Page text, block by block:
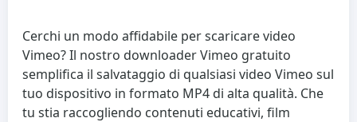
Cerchi un modo affidabile per scaricare video
Vimeo? Il nostro downloader Vimeo gratuito
semplifica il salvataggio di qualsiasi video Vimeo sul
tuo dispositivo in formato MP4 di alta qualità. Che
tu stia raccogliendo contenuti educativi, film